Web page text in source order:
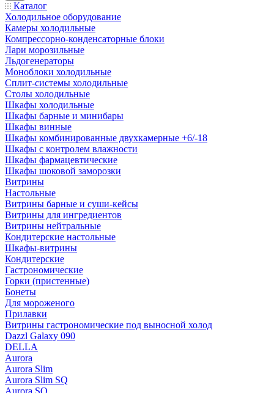
Каталог
Холодильное оборудование
Камеры холодильные
Компрессорно-конденсаторные блоки
Лари морозильные
Льдогенераторы
Моноблоки холодильные
Сплит-системы холодильные
Столы холодильные
Шкафы холодильные
Шкафы барные и минибары
Шкафы винные
Шкафы комбинированные двухкамерные +6/-18
Шкафы с контролем влажности
Шкафы фармацевтические
Шкафы шоковой заморозки
Витрины
Настольные
Витрины барные и суши-кейсы
Витрины для ингредиентов
Витрины нейтральные
Кондитерские настольные
Шкафы-витрины
Кондитерские
Гастрономические
Горки (пристенные)
Бонеты
Для мороженого
Прилавки
Витрины гастрономические под выносной холод
Dazzl Galaxy 090
DELLA
Aurora
Aurora Slim
Aurora Slim SQ
Aurora SQ